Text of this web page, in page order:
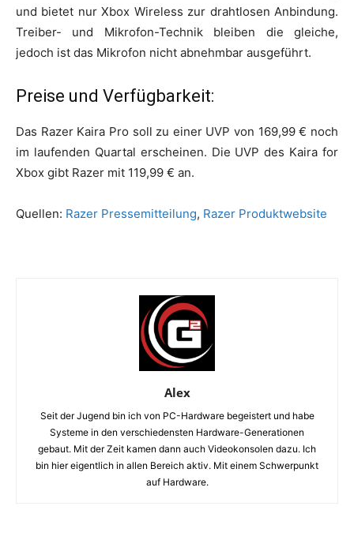
und bietet nur Xbox Wireless zur drahtlosen Anbindung.
Treiber- und Mikrofon-Technik bleiben die gleiche,
jedoch ist das Mikrofon nicht abnehmbar ausgeführt.
Preise und Verfügbarkeit:
Das Razer Kaira Pro soll zu einer UVP von 169,99 € noch
im laufenden Quartal erscheinen. Die UVP des Kaira for
Xbox gibt Razer mit 119,99 € an.
Quellen: Razer Pressemitteilung, Razer Produktwebsite
Alex
Seit der Jugend bin ich von PC-Hardware begeistert und habe
Systeme in den verschiedensten Hardware-Generationen
gebaut. Mit der Zeit kamen dann auch Videokonsolen dazu. Ich
bin hier eigentlich in allen Bereich aktiv. Mit einem Schwerpunkt
auf Hardware.